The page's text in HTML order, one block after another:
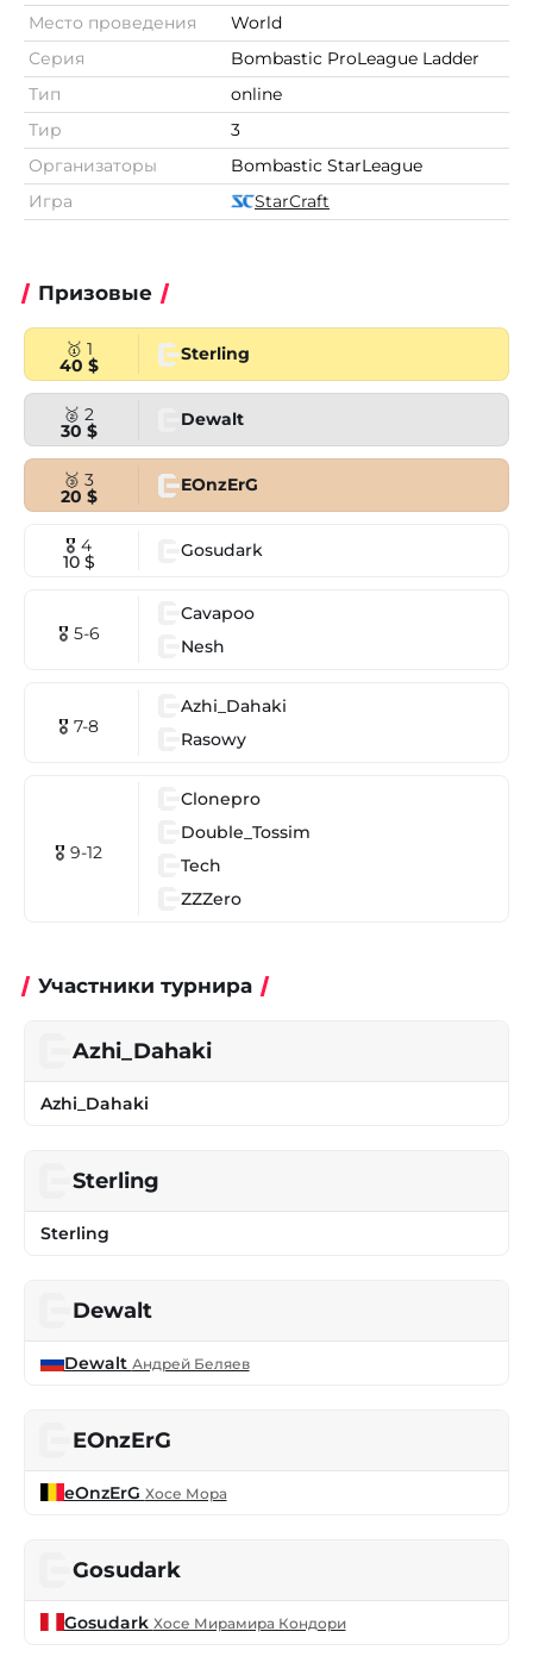
Место проведения
World
Серия
Bombastic ProLeague Ladder
Тип
online
Тир
3
Организаторы
Bombastic StarLeague
Игра
StarCraft
Призовые
🥇 1
40 $
Sterling
🥈 2
30 $
Dewalt
🥉 3
20 $
EOnzErG
🎖 4
10 $
Gosudark
🎖 5-6
Cavapoo
Nesh
🎖 7-8
Azhi_Dahaki
Rasowy
🎖 9-12
Clonepro
Double_Tossim
Tech
ZZZero
Участники турнира
Azhi_Dahaki
Azhi_Dahaki
Sterling
Sterling
Dewalt
Dewalt Андрей Беляев
EOnzErG
eOnzErG Хосе Мора
Gosudark
Gosudark Хосе Мирамира Кондори